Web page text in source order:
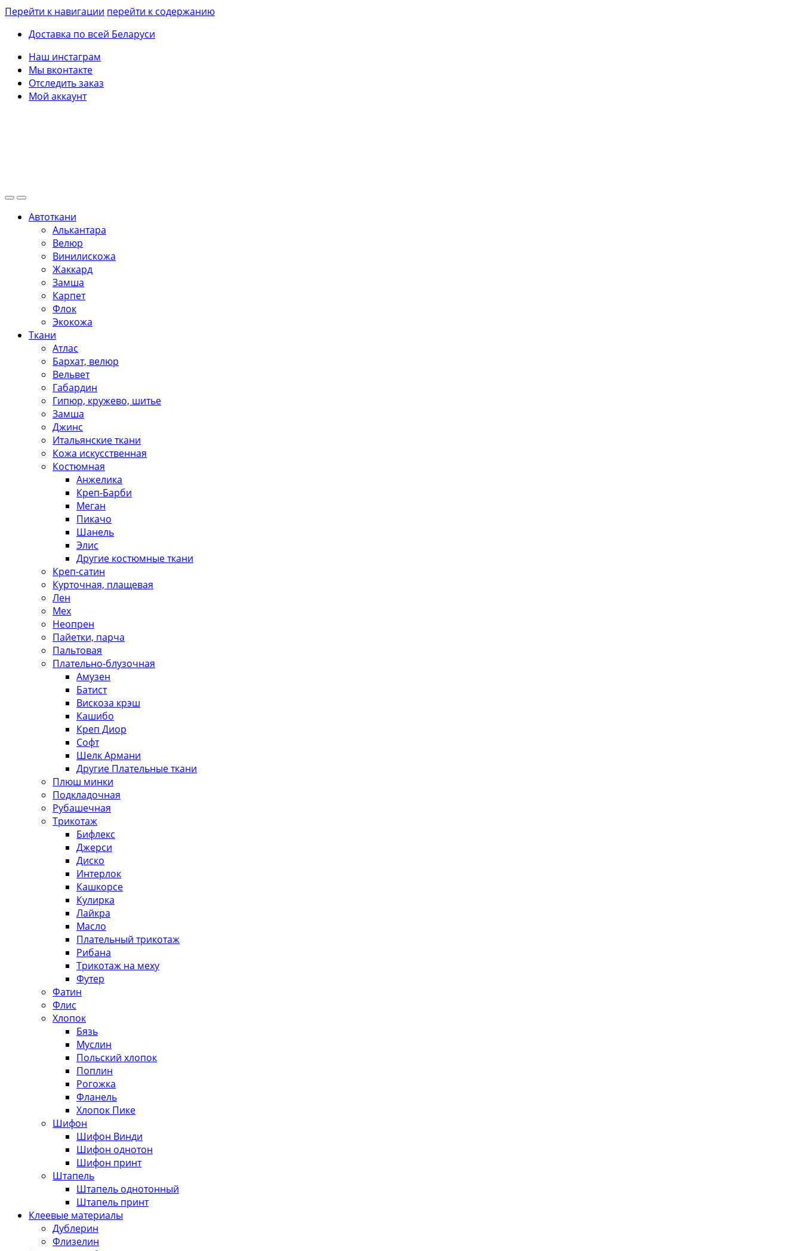
Перейти к навигации перейти к содержанию
Доставка по всей Беларуси
Наш инстаграм
Мы вконтакте
Отследить заказ
Мой аккаунт
Автоткани
Алькантара
Велюр
Винилискожа
Жаккард
Замша
Карпет
Флок
Экокожа
Ткани
Атлас
Бархат, велюр
Вельвет
Габардин
Гипюр, кружево, шитье
Замша
Джинс
Итальянские ткани
Кожа искусственная
Костюмная
Анжелика
Креп-Барби
Меган
Пикачо
Шанель
Элис
Другие костюмные ткани
Креп-сатин
Курточная, плащевая
Лен
Мех
Неопрен
Пайетки, парча
Пальтовая
Плательно-блузочная
Амузен
Батист
Вискоза крэш
Кашибо
Креп Диор
Софт
Шелк Армани
Другие Плательные ткани
Плюш минки
Подкладочная
Рубашечная
Трикотаж
Бифлекс
Джерси
Диско
Интерлок
Кашкорсе
Кулирка
Лайкра
Масло
Плательный трикотаж
Рибана
Трикотаж на меху
Футер
Фатин
Флис
Хлопок
Бязь
Муслин
Польский хлопок
Поплин
Рогожка
Фланель
Хлопок Пике
Шифон
Шифон Винди
Шифон однотон
Шифон принт
Штапель
Штапель однотонный
Штапель принт
Клеевые материалы
Дублерин
Флизелин